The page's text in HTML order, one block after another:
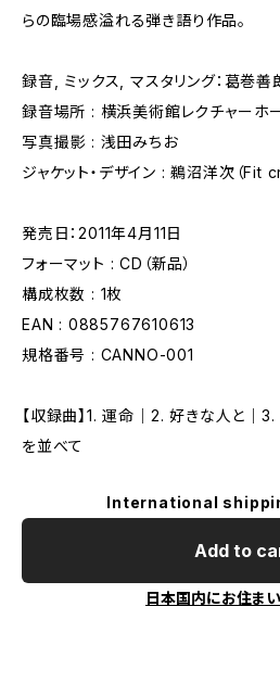
らの臨場感溢れる弾き語り作品。
録音, ミックス, マスタリング：葛巻
録音場所 : 横浜美術館レクチャーホ
写真撮影 : 浅田みちお
ジャケット・デザイン : 鵜沼洋次（Fit
発売日：2011年4月11日
フォーマット : CD（新品）
構成枚数 : 1枚
EAN : 0885767610613
規格番号 : CANNO-001
【収録曲】1. 運命｜2. 好きな人と｜
を並べて
International
Add to
日本国内にお住ま